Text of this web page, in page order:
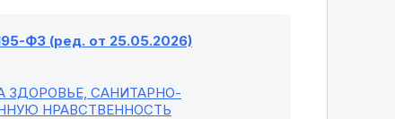
ФЗ (ред. от 25.05.2026)
САНИТАРНО-
НРАВСТВЕННОСТЬ